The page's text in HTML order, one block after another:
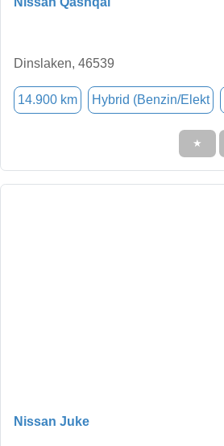
Dinslaken, 46539
14.900 km Hybrid (Benzin/Elekt
★
Nissan Juke